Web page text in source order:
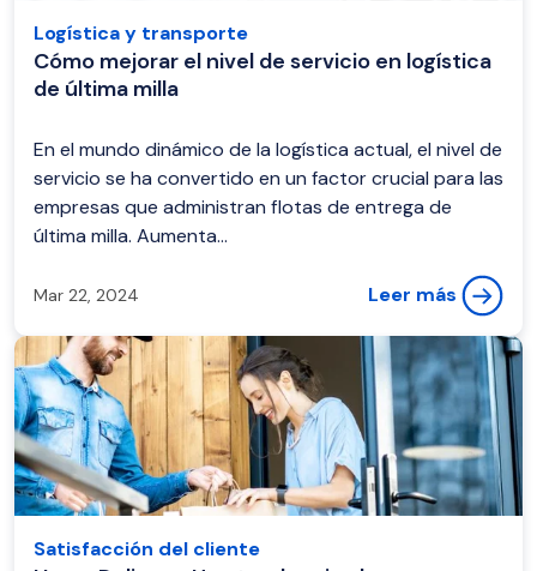
Logística y transporte
Cómo mejorar el nivel de servicio en logística
de última milla
En el mundo dinámico de la logística actual, el nivel de
servicio se ha convertido en un factor crucial para las
empresas que administran flotas de entrega de
última milla. Aumenta...
Mar 22, 2024 Leer más
Satisfacción del cliente